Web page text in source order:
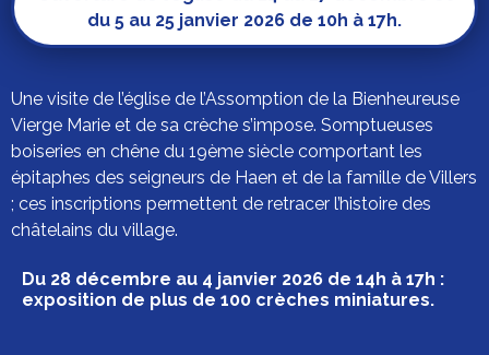
du 5 au 25 janvier 2026 de 10h à 17h.
Une visite de l’église de l’Assomption de la Bienheureuse
Vierge Marie et de sa crèche s’impose. Somptueuses
boiseries en chêne du 19ème siècle comportant les
épitaphes des seigneurs de Haen et de la famille de Villers
; ces inscriptions permettent de retracer l’histoire des
châtelains du village.
Du 28 décembre au 4 janvier 2026 de 14h à 17h :
exposition de plus de 100 crèches miniatures.